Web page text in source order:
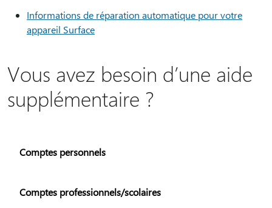
Informations de réparation automatique pour votre
appareil Surface
Vous avez besoin d’une aide
supplémentaire ?
Comptes personnels
Comptes professionnels/scolaires